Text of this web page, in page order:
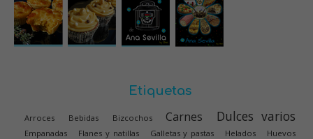
Etiquetas
Arroces Bebidas Bizcochos Carnes Dulces varios
Empanadas Flanes y natillas Galletas y pastas Helados Huevos